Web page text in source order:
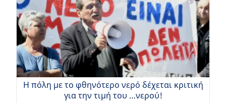
Η πόλη με το φθηνότερο νερό δέχεται κριτική
για την τιμή του …νερού!